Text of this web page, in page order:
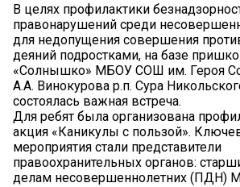
В целях профилактики
правонарушений среди
для недопущения совершения
деяний подростками, на базе
«Солнышко» МБОУ СОШ им. Героя
А.А. Винокурова р.п. Сура
состоялась важная встреча.
Для ребят была организована
акция «Каникулы с пользой».
мероприятия стали представители
правоохранительных органов:
делам несовершеннолетних (ПДН)